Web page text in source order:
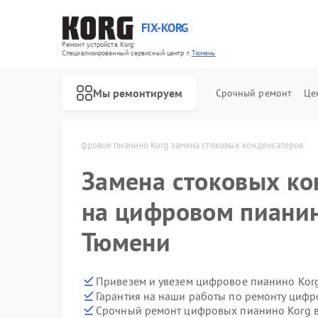
FIX-KORG
Ремонт устройств Korg
Специализированный cервисный центр г.Тюмень
Мы ремонтируем Срочный ремонт
Цифровое пианино Korg замена стоковых конденсаторов
Замена стоковых
на цифровом
Тюмени
Привезем и увезем цифровое пианино
Гарантия на наши работы по ремонту
Срочный ремонт цифровых пианино Korg